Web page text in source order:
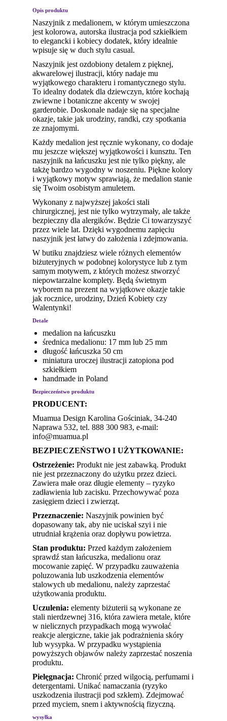
Opis produktu
Naszyjnik z medalionem, w którym umieszczona
jest kolorowa, autorska ilustracja pod szkiełkiem
to elegancki i kobiecy dodatek, który idealnie
wpisuje się w duch stylu casual.
Naszyjnik jest ozdobiony detalem z pięknej,
akwarelowej ilustracji, który nadaje mu
wyjątkowego charakteru i romantycznego stylu.
To idealny dodatek dla dziewczyn, które kochają
zwiewne i botaniczne akcenty w swojej
garderobie. Doskonale nadaje się na specjalne
okazje, takie jak urodziny, randki, czy spotkania
ze znajomymi.
Każdy medalion jest ręcznie wykonany, co dodaje
mu jeszcze większej wyjątkowości i kunsztu. Ten
naszyjnik na łańcuszku jest nie tylko piękny, ale
takżę bardzo wygodny w noszeniu. Piękne kolory
i wyjątkowy motyw sprawiają, że medalion stanie
się Twoim osobistym amuletem.
Wykonany z najwyższej jakości stali
chirurgicznej, jest nie tylko wytrzymały, ale także
bezpieczny dla alergików. Będzie Ci towarzyszyć
przez wiele lat. Dzięki wygodnemu zapięciu
naszyjnik jest łatwy do założenia i zdejmowania.
W butiku znajdziesz wiele różnych elementów
biżuteryjnych w podobnej kolorystyce lub z tym
samym motywem, z których możesz stworzyć
niepowtarzalne komplety. Będą świetnym
wyborem na prezent na wyjątkowe okazje takie
jak rocznice, urodziny, Dzień Kobiety czy
Walentynki!
Detale
medalion na łańcuszku
średnica medalionu: 17 mm lub 25 mm
długość łańcuszka 50 cm
miniatura uroczej ilustracji zatopiona pod
szkiełkiem
handmade in Poland
Bezpieczeństwo produktu
PRODUCENT:
Muamua Design Karolina Gościniak, 34-240
Naprawa 532, tel. 888 300 983, e-mail:
info@muamua.pl
BEZPIECZEŃSTWO I UŻYTKOWANIE:
Ostrzeżenie: Produkt nie jest zabawką. Produkt
nie jest przeznaczony do użytku przez dzieci.
Zawiera małe oraz długie elementy – ryzyko
zadławienia lub zacisku. Przechowywać poza
zasięgiem dzieci i zwierząt.
Przeznaczenie: Naszyjnik powinien być
dopasowany tak, aby nie uciskał szyi i nie
utrudniał krążenia oraz dopływu powietrza.
Stan produktu: Przed każdym założeniem
sprawdź stan łańcuszka, medalionu oraz
mocowanie zapięć. W przypadku zauważenia
poluzowania lub uszkodzenia elementów
stalowych ub medalionu, należy zaprzestać
użytkowania produktu.
Uczulenia: elementy biżuterii są wykonane ze
stali nierdzewnej 316, która zawiera metale, które
w nielicznych przypadkach mogą wywołać
reakcje alergiczne, takie jak podrażnienia skóry
lub wysypka. W przypadku wystąpienia
powyższych objawów należy zaprzestać noszenia
produktu.
Pielęgnacja: Chronić przed wilgocią, perfumami i
detergentami. Unikać namaczania (ryzyko
uszkodzenia ilustracji pod szkłem). Zdejmować
przed myciem, snem i aktywnością fizyczną.
wysyłka